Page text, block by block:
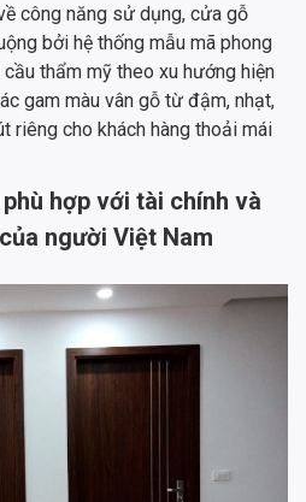
công năng sử dụng, cửa gỗ
bởi hệ thống mẫu mã phong
thẩm mỹ theo xu hướng hiện
gam màu vân gỗ từ đậm, nhạt,
riêng cho khách hàng thoải mái
hợp với tài chính và
người Việt Nam